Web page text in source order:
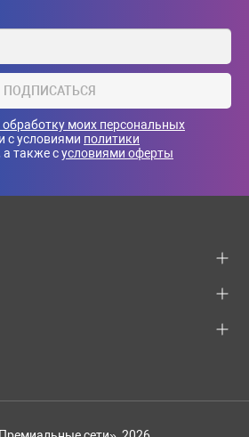
ПОДПИСАТЬСЯ
обработку моих персональных
с условиями политики
а также сусловиями оферты